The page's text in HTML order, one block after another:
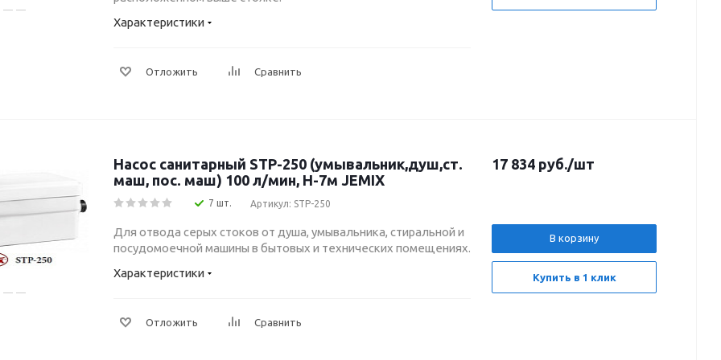
Характеристики
Отложить Сравнить
Насос санитарный STP-250 (умывальник,душ,ст.
маш, пос. маш) 100 л/мин, H-7м JEMIX
7 шт. Артикул: STP-250
Для отвода серых стоков от душа, умывальника, стиральной и
посудомоечной машины в бытовых и технических помещениях.
Характеристики
Отложить Сравнить
17 834 руб./шт
В корзину
Купить в 1 клик